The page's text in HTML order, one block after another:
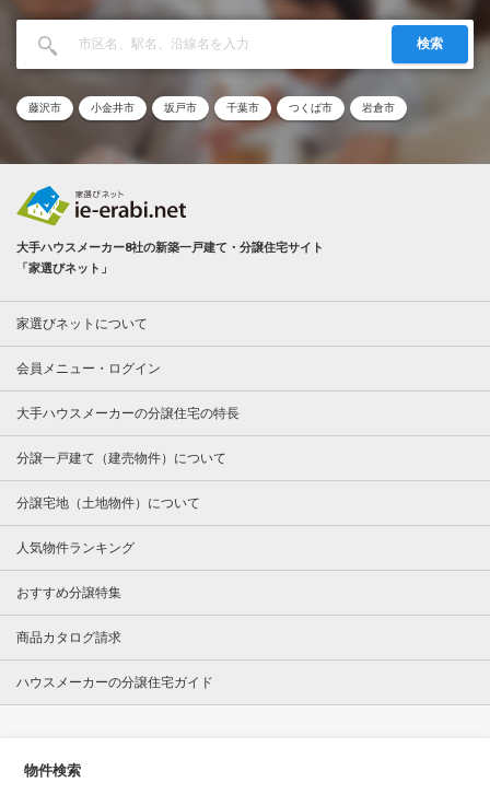
検索
藤沢市 小金井市 坂戸市 千葉市 つくば市 岩倉市
大手ハウスメーカー8社の新築一戸建て・分譲住宅サイト
「家選びネット」
家選びネットについて
会員メニュー・ログイン
大手ハウスメーカーの分譲住宅の特長
分譲一戸建て（建売物件）について
分譲宅地（土地物件）について
人気物件ランキング
おすすめ分譲特集
商品カタログ請求
ハウスメーカーの分譲住宅ガイド
物件検索